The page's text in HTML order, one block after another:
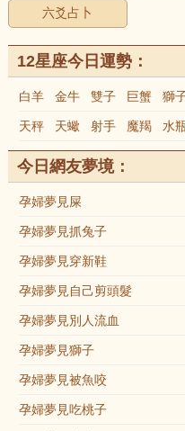
六爻占卜
12星座今日運勢：
白羊 金牛 雙子 巨蟹 獅
天秤 天蠍 射手 魔羯 水
今日網友夢境：
孕婦夢見屎
孕婦夢見抓兔子
孕婦夢見穿新鞋
孕婦夢見自己剪頭髮
孕婦夢見別人流血
孕婦夢見獅子
孕婦夢見被魚咬
孕婦夢見吃桃子